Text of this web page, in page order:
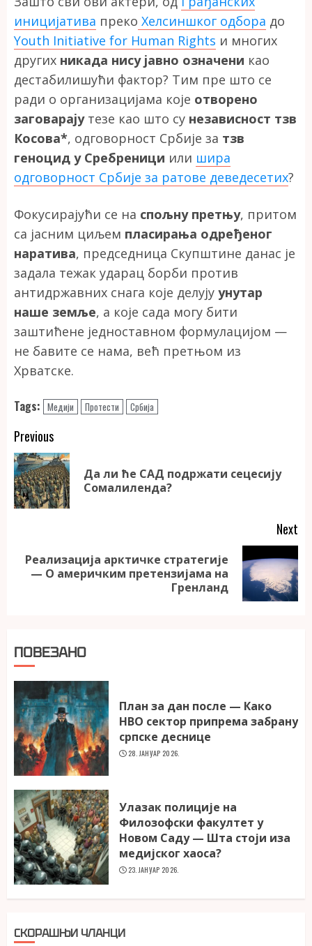
иницијатива преко Хелсиншког одбора до
Youth Initiative for Human Rights и многих
других никада нису јавно означени као
дестабилишући фактор? Тим пре што се
ради о организацијама које отворено
заговарајутезе као што су независност тзв
Косова*, одговорност Србије за тзв
геноцид у Сребреници или шира
одговорност Србије за ратове деведесетих?
Фокусирајући се на спољну претњу, притом
са јасним циљем пласирања одређеног
наратива, председница Скупштине данас је
задала тежак ударац борби против
антидржавних снага које делују унутар
наше земље, а које сада могу бити
заштићене једноставном формулацијом —
не бавите се нама, већ претњом из
Хрватске.
Tags: Медији Протести Србија
Continue
Reading
Previous
Да ли ће САД подржати сецесију
Сомалиленда?
Next
Next
Реализација арктичке стратегије
— О америчким претензијама на
Гренланд
ПОВЕЗАНО
План за дан после — Како
НВО сектор припрема забрану
српске деснице
28. ЈАНУАР 2026.
Улазак полиције на
Филозофски факултет у
Новом Саду — Шта стоји иза
медијског хаоса?
23. ЈАНУАР 2026.
СКОРАШЊИ ЧЛАНЦИ